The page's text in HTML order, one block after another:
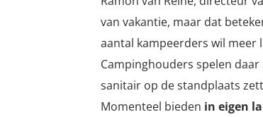
van vakantie, maar dat
aantal kampeerders wil meer
Campinghouders spelen
sanitair op de standplaats
Momenteel bieden in eigen